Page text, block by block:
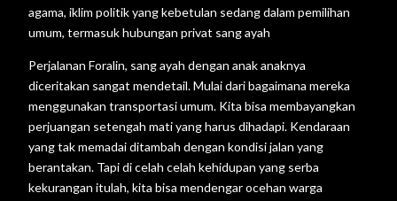
agama, iklim politik yang kebetulan sedang dalam pemilihan
umum, termasuk hubungan privat sang ayah
Perjalanan Foralin, sang ayah dengan anak anaknya
diceritakan sangat mendetail. Mulai dari bagaimana mereka
menggunakan transportasi umum. Kita bisa membayangkan
perjuangan setengah mati yang harus dihadapi. Kendaraan
yang tak memadai ditambah dengan kondisi jalan yang
berantakan. Tapi di celah celah kehidupan yang serba
kekurangan itulah, kita bisa mendengar ocehan warga